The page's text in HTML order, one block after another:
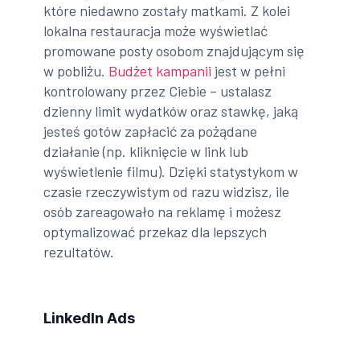
które niedawno zostały matkami. Z kolei
lokalna restauracja może wyświetlać
promowane posty osobom znajdującym się
w pobliżu. Budżet kampanii jest w pełni
kontrolowany przez Ciebie – ustalasz
dzienny limit wydatków oraz stawkę, jaką
jesteś gotów zapłacić za pożądane
działanie (np. kliknięcie w link lub
wyświetlenie filmu). Dzięki statystykom w
czasie rzeczywistym od razu widzisz, ile
osób zareagowało na reklamę i możesz
optymalizować przekaz dla lepszych
rezultatów.
LinkedIn Ads